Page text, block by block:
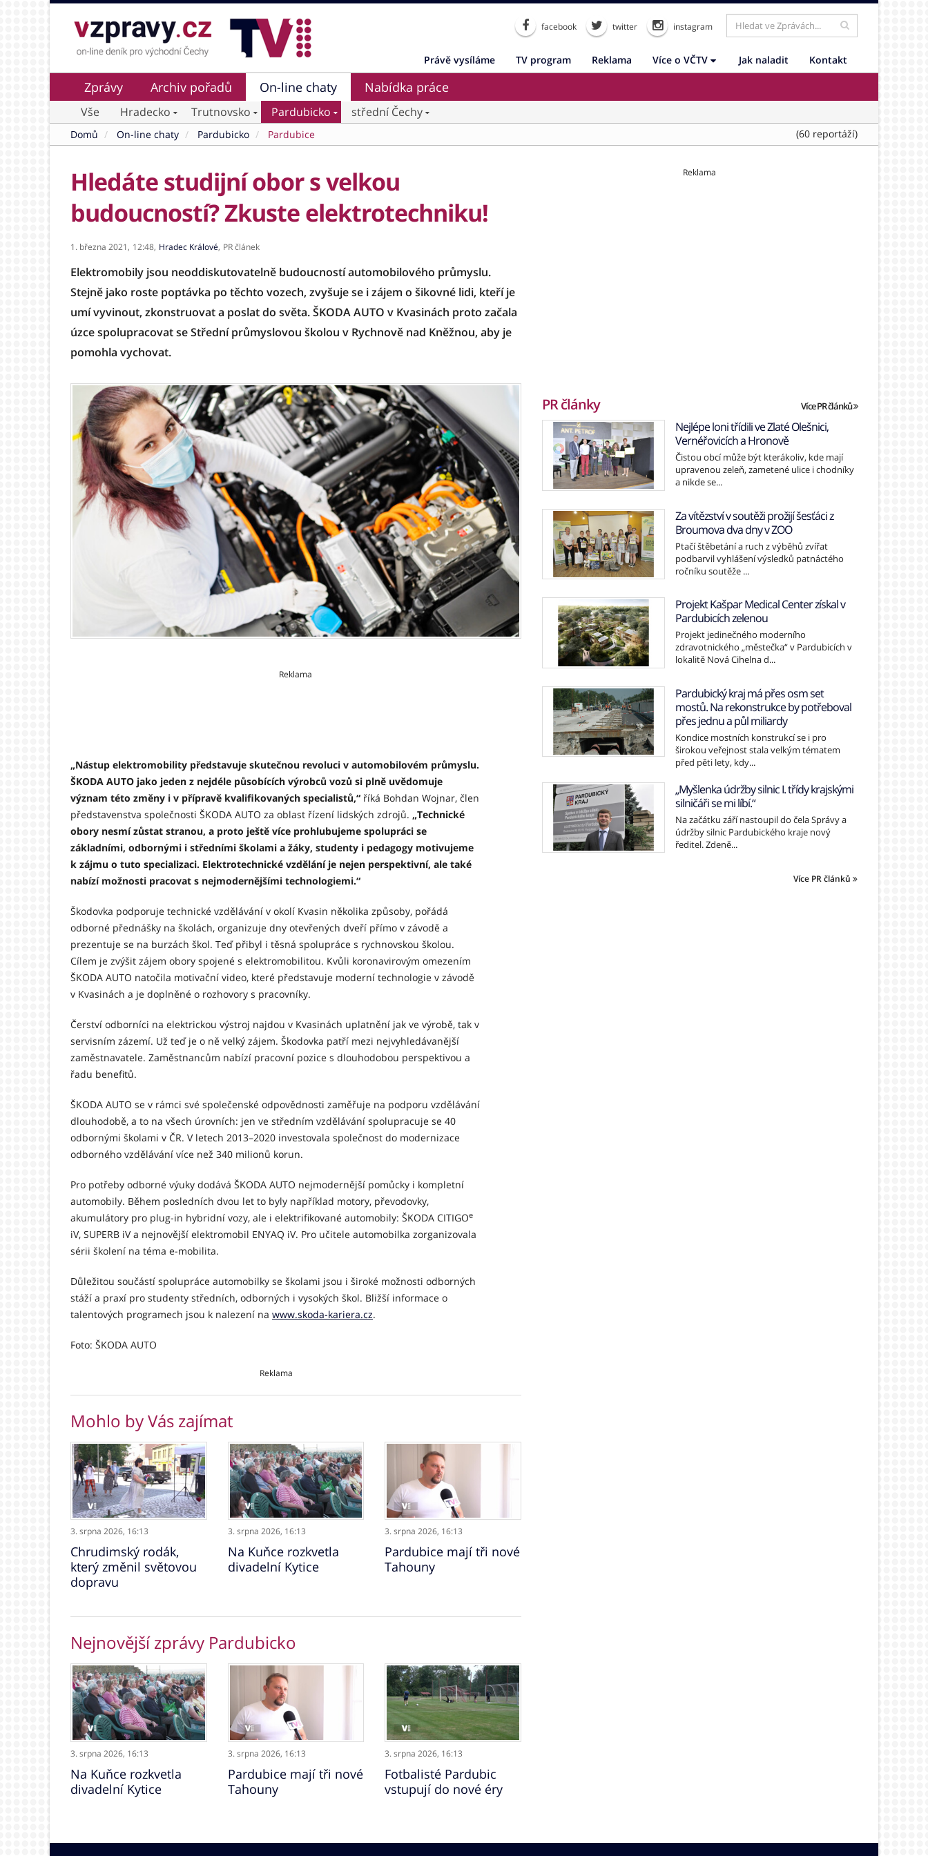
facebook twitter instagram
Právě vysíláme TV program Reklama Více o VČTV Jak naladit Kontakt
Zprávy Archiv pořadů On-line chaty Nabídka práce
Vše Hradecko Trutnovsko Pardubicko střední Čechy
(60 reportáží)
Domů On-line chaty Pardubicko Pardubice
Hledáte studijní obor s velkou
budoucností? Zkuste elektrotechniku!
1. března 2021, 12:48, Hradec Králové, PR článek
Elektromobily jsou neoddiskutovatelně budoucností automobilového průmyslu.
Stejně jako roste poptávka po těchto vozech, zvyšuje se i zájem o šikovné lidi, kteří je
umí vyvinout, zkonstruovat a poslat do světa. ŠKODA AUTO v Kvasinách proto začala
úzce spolupracovat se Střední průmyslovou školou v Rychnově nad Kněžnou, aby je
pomohla vychovat.
Reklama
„Nástup elektromobility představuje skutečnou revoluci v automobilovém průmyslu.
ŠKODA AUTO jako jeden z nejdéle působících výrobců vozů si plně uvědomuje
význam této změny i v přípravě kvalifikovaných specialistů,“ říká Bohdan Wojnar, člen
představenstva společnosti ŠKODA AUTO za oblast řízení lidských zdrojů. „Technické
obory nesmí zůstat stranou, a proto ještě více prohlubujeme spolupráci se
základními, odbornými i středními školami a žáky, studenty i pedagogy motivujeme
k zájmu o tuto specializaci. Elektrotechnické vzdělání je nejen perspektivní, ale také
nabízí možnosti pracovat s nejmodernějšími technologiemi.“
Škodovka podporuje technické vzdělávání v okolí Kvasin několika způsoby, pořádá
odborné přednášky na školách, organizuje dny otevřených dveří přímo v závodě a
prezentuje se na burzách škol. Teď přibyl i těsná spolupráce s rychnovskou školou.
Cílem je zvýšit zájem obory spojené s elektromobilitou. Kvůli koronavirovým omezením
ŠKODA AUTO natočila motivační video, které představuje moderní technologie v závodě
v Kvasinách a je doplněné o rozhovory s pracovníky.
Čerství odborníci na elektrickou výstroj najdou v Kvasinách uplatnění jak ve výrobě, tak v
servisním zázemí. Už teď je o ně velký zájem. Škodovka patří mezi nejvyhledávanější
zaměstnavatele. Zaměstnancům nabízí pracovní pozice s dlouhodobou perspektivou a
řadu benefitů.
ŠKODA AUTO se v rámci své společenské odpovědnosti zaměřuje na podporu vzdělávání
dlouhodobě, a to na všech úrovních: jen ve středním vzdělávání spolupracuje se 40
odbornými školami v ČR. V letech 2013–2020 investovala společnost do modernizace
odborného vzdělávání více než 340 milionů korun.
Pro potřeby odborné výuky dodává ŠKODA AUTO nejmodernější pomůcky i kompletní
automobily. Během posledních dvou let to byly například motory, převodovky,
akumulátory pro plug-in hybridní vozy, ale i elektrifikované automobily: ŠKODA CITIGOe
iV, SUPERB iV a nejnovější elektromobil ENYAQ iV. Pro učitele automobilka zorganizovala
sérii školení na téma e-mobilita.
Důležitou součástí spolupráce automobilky se školami jsou i široké možnosti odborných
stáží a praxí pro studenty středních, odborných i vysokých škol. Bližší informace o
talentových programech jsou k nalezení na www.skoda-kariera.cz.
Foto: ŠKODA AUTO
Reklama
Mohlo by Vás zajímat
3. srpna 2026, 16:13
Chrudimský rodák,
který změnil světovou
dopravu
3. srpna 2026, 16:13
Na Kuňce rozkvetla
divadelní Kytice
3. srpna 2026, 16:13
Pardubice mají tři nové
Tahouny
Nejnovější zprávy Pardubicko
3. srpna 2026, 16:13
Na Kuňce rozkvetla
divadelní Kytice
3. srpna 2026, 16:13
Pardubice mají tři nové
Tahouny
3. srpna 2026, 16:13
Fotbalisté Pardubic
vstupují do nové éry
Reklama
PR články Více PR článků
Nejlépe loni třídili ve Zlaté Olešnici,
Vernéřovicích a Hronově
Čistou obcí může být kterákoliv, kde mají
upravenou zeleň, zametené ulice i chodníky
a nikde se...
Za vítězství v soutěži prožijí šesťáci z
Broumova dva dny v ZOO
Ptačí štěbetání a ruch z výběhů zvířat
podbarvil vyhlášení výsledků patnáctého
ročníku soutěže ...
Projekt Kašpar Medical Center získal v
Pardubicích zelenou
Projekt jedinečného moderního
zdravotnického „městečka“ v Pardubicích v
lokalitě Nová Cihelna d...
Pardubický kraj má přes osm set
mostů. Na rekonstrukce by potřeboval
přes jednu a půl miliardy
Kondice mostních konstrukcí se i pro
širokou veřejnost stala velkým tématem
před pěti lety, kdy...
„Myšlenka údržby silnic I. třídy krajskými
silničáři se mi líbí.“
Na začátku září nastoupil do čela Správy a
údržby silnic Pardubického kraje nový
ředitel. Zdeně...
Více PR článků